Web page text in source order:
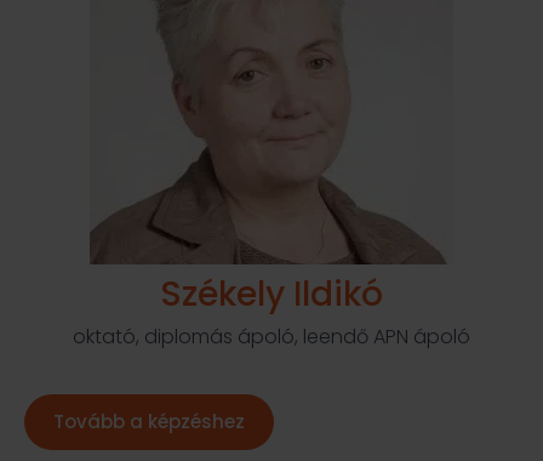
Székely Ildikó
oktató, diplomás ápoló, leendő APN ápoló
Tovább a képzéshez